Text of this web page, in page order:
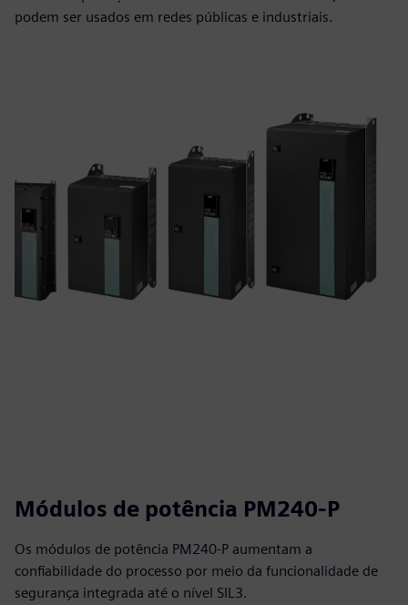
podem ser usados em redes públicas e industriais.
Módulos de potência PM240-P
Os módulos de potência PM240-P aumentam a
confiabilidade do processo por meio da funcionalidade de
segurança integrada até o nível SIL3.